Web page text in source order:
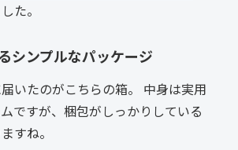
た。
シンプルなパッケージ
いたのがこちらの箱。 中身は実用
ですが、梱包がしっかりしている
すね。